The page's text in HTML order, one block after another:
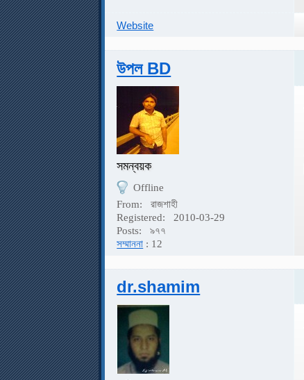
Website
উপল BD
সমন্বয়ক
Offline
From:
রাজশাহী
Registered:
2010-03-29
Posts:
৯৭৭
সম্মাননা : 12
dr.shamim